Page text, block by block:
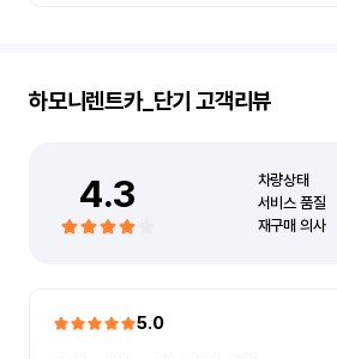
하모니렌트카_단기 고객리뷰
4.3 차량상태
서비스 품질
재구매 의사
5.0